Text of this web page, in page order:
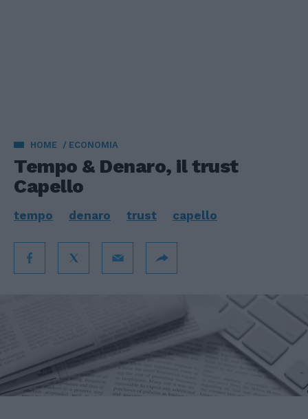
HOME ECONOMIA
Tempo & Denaro, il trust
Capello
tempo denaro trust capello